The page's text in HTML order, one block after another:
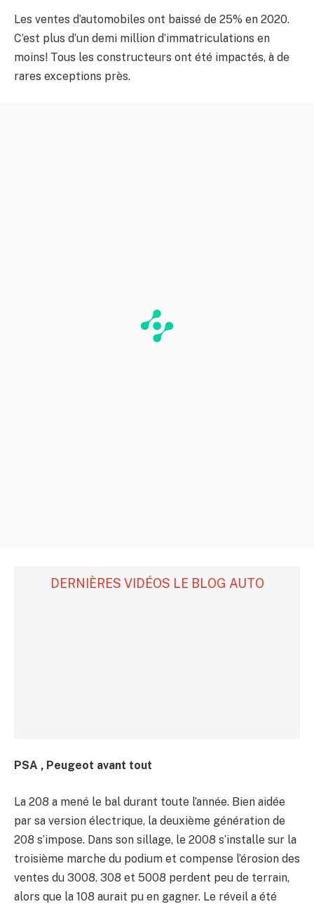
Les ventes d’automobiles ont baissé de 25% en 2020.
C’est plus d’un demi million d’immatriculations en
moins! Tous les constructeurs ont été impactés, à de
rares exceptions près.
DERNIÈRES VIDÉOS LE BLOG AUTO
PSA , Peugeot avant tout
La 208 a mené le bal durant toute l’année. Bien aidée
par sa version électrique, la deuxième génération de
208 s’impose. Dans son sillage, le 2008 s’installe sur la
troisième marche du podium et compense l’érosion des
ventes du 3008. 308 et 5008 perdent peu de terrain,
alors que la 108 aurait pu en gagner. Le réveil a été